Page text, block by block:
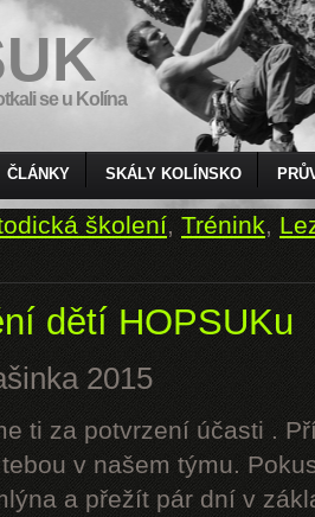
se u Kolína
ČLÁNKY SKÁLY KOLÍNSKO
školení, Trénink,
dětí HOPSUKu
2015
ti za potvrzení účasti .
v našem týmu.
a přežít pár dní v